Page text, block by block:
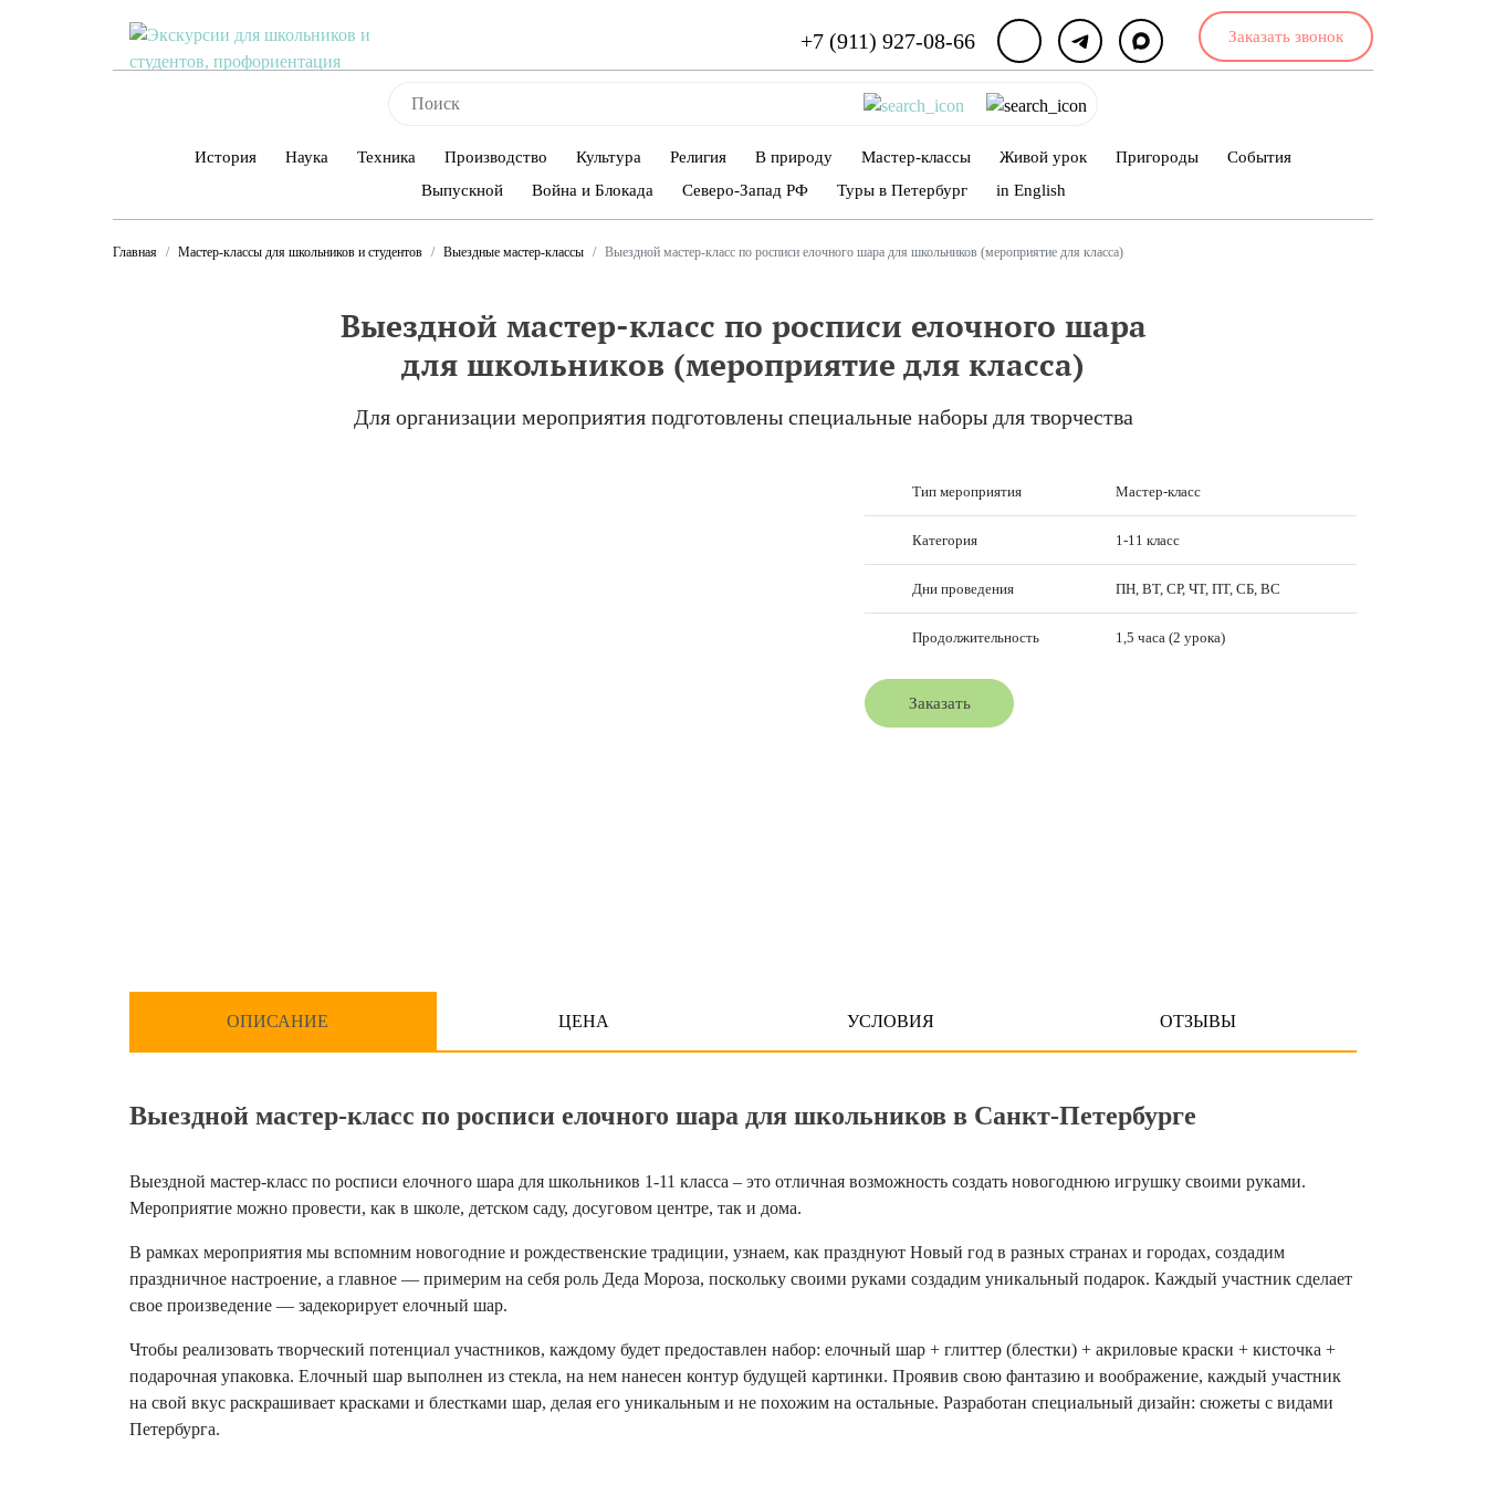
+7 (911) 927-08-66 Заказать звонок
История Наука Техника Производство Культура Религия В природу Мастер-классы Живой урок Пригороды
События
Выпускной
Война и Блокада Северо-Запад РФ Туры в Петербург in English
Главная Мастер-классы для школьников и студентов Выездные мастер-классы Выездной мастер-класс по росписи елочного шара для школьников (мероприятие для класса)
Выездной мастер-класс по росписи елочного шара
для школьников (мероприятие для класса)
Для организации мероприятия подготовлены специальные наборы для творчества
Тип мероприятия Мастер-класс
Категория 1-11 класс
Дни проведения ПН, ВТ, СР, ЧТ, ПТ, СБ, ВС
Продолжительность 1,5 часа (2 урока)
Заказать
ОПИСАНИЕ ЦЕНА УСЛОВИЯ ОТЗЫВЫ
Выездной мастер-класс по росписи елочного шара для школьников в Санкт-Петербурге
Выездной мастер-класс по росписи елочного шара для школьников 1-11 класса – это отличная возможность создать новогоднюю игрушку своими руками.
Мероприятие можно провести, как в школе, детском саду, досуговом центре, так и дома.
В рамках мероприятия мы вспомним новогодние и рождественские традиции, узнаем, как празднуют Новый год в разных странах и городах, создадим
праздничное настроение, а главное — примерим на себя роль Деда Мороза, поскольку своими руками создадим уникальный подарок. Каждый участник сделает
свое произведение — задекорирует елочный шар.
Чтобы реализовать творческий потенциал участников, каждому будет предоставлен набор: елочный шар + глиттер (блестки) + акриловые краски + кисточка +
подарочная упаковка. Елочный шар выполнен из стекла, на нем нанесен контур будущей картинки. Проявив свою фантазию и воображение, каждый участник
на свой вкус раскрашивает красками и блестками шар, делая его уникальным и не похожим на остальные. Разработан специальный дизайн: сюжеты с видами
Петербурга.